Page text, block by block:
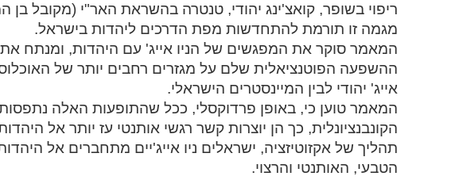
מגמה זו תורמת להתחדשות מפת הדרכים ליהדות בישראל.
המאמר סוקר את המפגשים של הניו אייג' עם היהדות, ומנתח את
ההשפעה הפוטנציאלית שלם על מגזרים רחבים יותר של
אייג' יהודי לבין המיינסטרים הישראלי.
המאמר טוען כי, באופן פרדוקסלי, ככל שהתופעות האלה נתפסות
הקונבנציונלית, כך הן יוצרות קשר רגשי אותנטי עז יותר אל
תהליך של אקזוטיזציה, ישראלים ניו אייג'יים מתחברים אל
הטבעי, האותנטי והרצוי.